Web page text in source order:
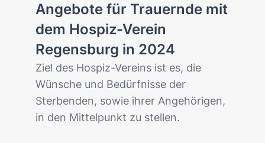
Angebote für Trauernde mit
dem Hospiz-Verein
Regensburg in 2024
Ziel des Hospiz-Vereins ist es, die
Wünsche und Bedürfnisse der
Sterbenden, sowie ihrer Angehörigen,
in den Mittelpunkt zu stellen.